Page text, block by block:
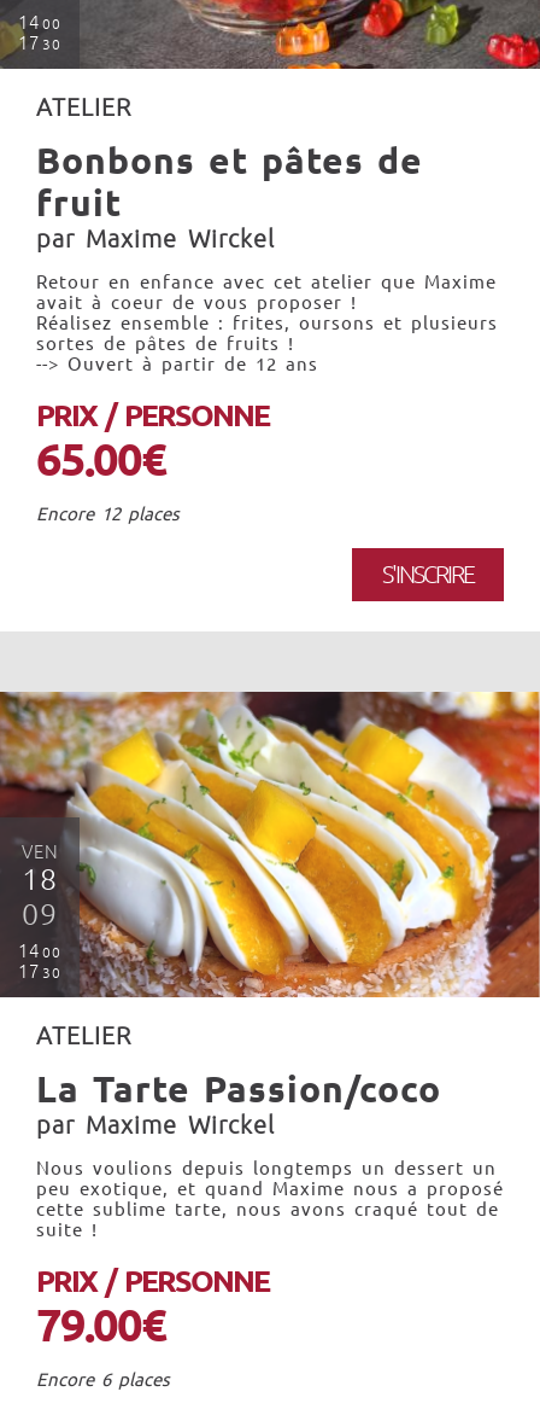
14 00
17 30
ATELIER
Bonbons et pâtes de
fruit
par Maxime Wirckel
Retour en enfance avec cet atelier que Maxime
avait à coeur de vous proposer !
Réalisez ensemble : frites, oursons et plusieurs
sortes de pâtes de fruits !
--> Ouvert à partir de 12 ans
PRIX / PERSONNE
65.00€
Encore 12 places
S'INSCRIRE
VEN
18
09
14 00
17 30
ATELIER
La Tarte Passion/coco
par Maxime Wirckel
Nous voulions depuis longtemps un dessert un
peu exotique, et quand Maxime nous a proposé
cette sublime tarte, nous avons craqué tout de
suite !
PRIX / PERSONNE
79.00€
Encore 6 places